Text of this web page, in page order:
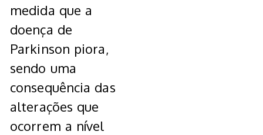
medida que a
doença de
Parkinson piora,
sendo uma
consequência das
alterações que
ocorrem a nível